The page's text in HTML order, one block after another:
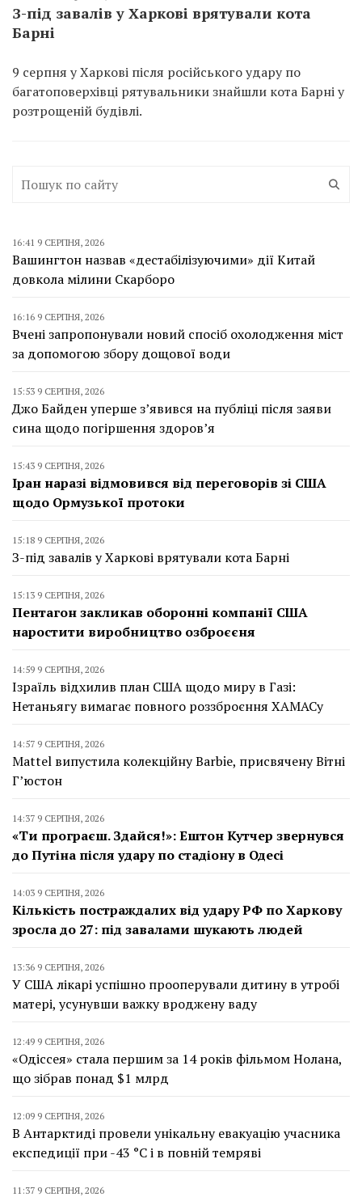
З-під завалів у Харкові врятували кота
Барні
9 серпня у Харкові після російського удару по
багатоповерхівці рятувальники знайшли кота Барні у
розтрощеній будівлі.
16:41 9 СЕРПНЯ, 2026
Вашингтон назвав «дестабілізуючими» дії Китай
довкола мілини Скарборо
16:16 9 СЕРПНЯ, 2026
Вчені запропонували новий спосіб охолодження міст
за допомогою збору дощової води
15:53 9 СЕРПНЯ, 2026
Джо Байден уперше з’явився на публіці після заяви
сина щодо погіршення здоров’я
15:43 9 СЕРПНЯ, 2026
Іран наразі відмовився від переговорів зі США
щодо Ормузької протоки
15:18 9 СЕРПНЯ, 2026
З-під завалів у Харкові врятували кота Барні
15:13 9 СЕРПНЯ, 2026
Пентагон закликав оборонні компанії США
наростити виробництво озброєєня
14:59 9 СЕРПНЯ, 2026
Ізраїль відхилив план США щодо миру в Газі:
Нетаньягу вимагає повного роззброєння ХАМАСу
14:57 9 СЕРПНЯ, 2026
Mattel випустила колекційну Barbie, присвячену Вітні
Г’юстон
14:37 9 СЕРПНЯ, 2026
«Ти програєш. Здайся!»: Ештон Кутчер звернувся
до Путіна після удару по стадіону в Одесі
14:03 9 СЕРПНЯ, 2026
Кількість постраждалих від удару РФ по Харкову
зросла до 27: під завалами шукають людей
13:36 9 СЕРПНЯ, 2026
У США лікарі успішно прооперували дитину в утробі
матері, усунувши важку вроджену ваду
12:49 9 СЕРПНЯ, 2026
«Одіссея» стала першим за 14 років фільмом Нолана,
що зібрав понад $1 млрд
12:09 9 СЕРПНЯ, 2026
В Антарктиді провели унікальну евакуацію учасника
експедиції при -43 °C і в повній темряві
11:37 9 СЕРПНЯ, 2026